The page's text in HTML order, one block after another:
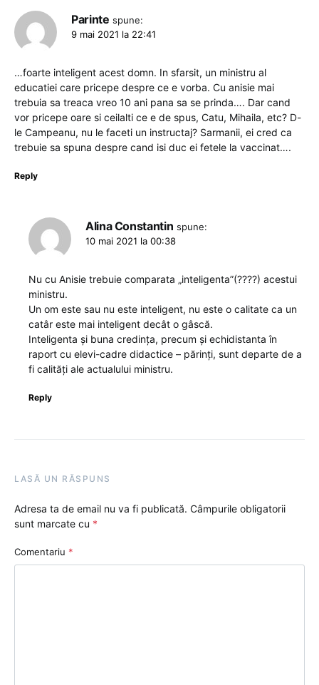
Parinte spune:
9 mai 2021 la 22:41
…foarte inteligent acest domn. In sfarsit, un ministru al
educatiei care pricepe despre ce e vorba. Cu anisie mai
trebuia sa treaca vreo 10 ani pana sa se prinda…. Dar cand
vor pricepe oare si ceilalti ce e de spus, Catu, Mihaila, etc? D-
le Campeanu, nu le faceti un instructaj? Sarmanii, ei cred ca
trebuie sa spuna despre cand isi duc ei fetele la vaccinat….
Reply
Alina Constantin spune:
10 mai 2021 la 00:38
Nu cu Anisie trebuie comparata „inteligenta”(????) acestui
ministru.
Un om este sau nu este inteligent, nu este o calitate ca un
catâr este mai inteligent decât o gâscă.
Inteligenta și buna credința, precum și echidistanta în
raport cu elevi-cadre didactice – părinți, sunt departe de a
fi calități ale actualului ministru.
Reply
LASĂ UN RĂSPUNS
Adresa ta de email nu va fi publicată. Câmpurile obligatorii
sunt marcate cu *
Comentariu *